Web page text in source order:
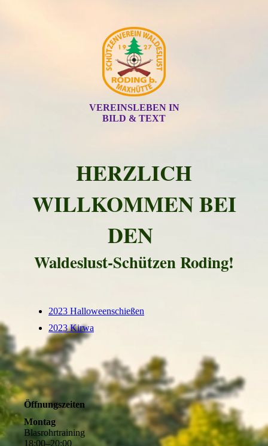
VEREINSLEBEN IN
BILD & TEXT
HERZLICH
WILLKOMMEN BEI
DEN
Waldeslust-Schützen Roding!
2023 Halloweenschießen
2023 Kirwa
Öffnungszeiten
Montag
Blasrohrtraining
18:00–20:00